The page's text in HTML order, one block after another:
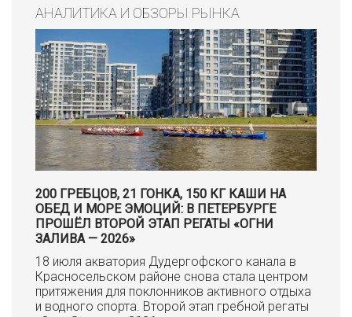
АНАЛИТИКА И ОБЗОРЫ РЫНКА
200 ГРЕБЦОВ, 21 ГОНКА, 150 КГ КАШИ НА
ОБЕД И МОРЕ ЭМОЦИЙ: В ПЕТЕРБУРГЕ
ПРОШЁЛ ВТОРОЙ ЭТАП РЕГАТЫ «ОГНИ
ЗАЛИВА — 2026»
18 июля акватория Дудергофского канала в
Красносельском районе снова стала центром
притяжения для поклонников активного отдыха
и водного спорта. Второй этап гребной регаты